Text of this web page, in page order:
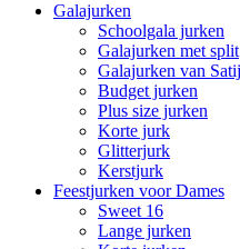
Galajurken
Schoolgala jurken
Galajurken met split
Galajurken van
Budget jurken
Plus size jurken
Korte jurk
Glitterjurk
Kerstjurk
Feestjurken voor Dames
Sweet 16
Lange jurken